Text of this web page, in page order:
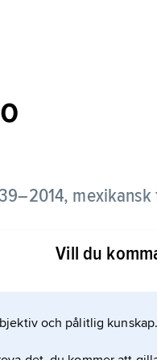
poesi, från
position i
från 1958 till
Vill du
och pålitlig kunskap.